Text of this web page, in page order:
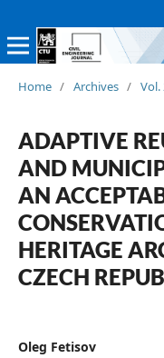
Home / Archives / Vol.
ADAPTIVE
AND
AN
HERITAGE
CZECH
Oleg Fetisov